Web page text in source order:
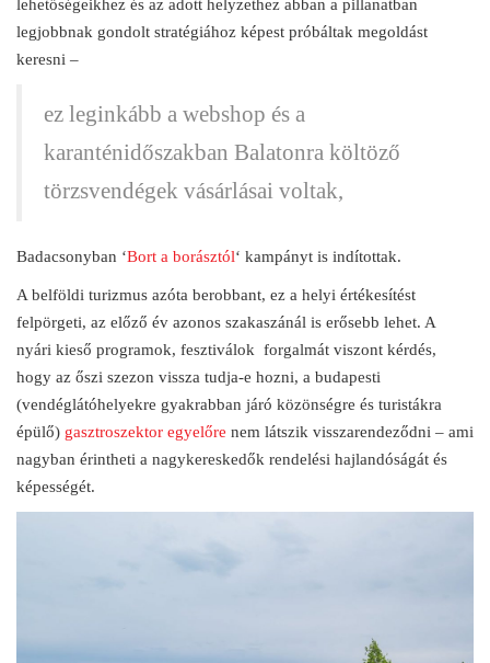
lehetőségeikhez és az adott helyzethez abban a pillanatban
legjobbnak gondolt stratégiához képest próbáltak megoldást
keresni –
ez leginkább a webshop és a
karanténidőszakban Balatonra költöző
törzsvendégek vásárlásai voltak,
Badacsonyban ‘Bort a borásztól‘ kampányt is indítottak.
A belföldi turizmus azóta berobbant, ez a helyi értékesítést
felpörgeti, az előző év azonos szakaszánál is erősebb lehet. A
nyári kieső programok, fesztiválok forgalmát viszont kérdés,
hogy az őszi szezon vissza tudja-e hozni, a budapesti
(vendéglátóhelyekre gyakrabban járó közönségre és turistákra
épülő) gasztroszektor egyelőre nem látszik visszarendeződni – ami
nagyban érintheti a nagykereskedők rendelési hajlandóságát és
képességét.